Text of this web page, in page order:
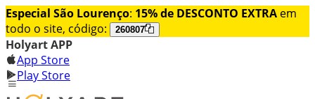
Especial São Lourenço: 15% de DESCONTO EXTRA em
todo o site, código:
260807
Holyart APP
App Store
Play Store